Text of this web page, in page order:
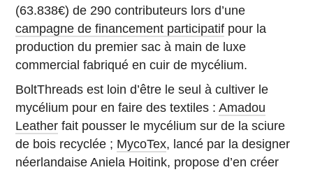
(63.838€) de 290 contributeurs lors d’une
campagne de financement participatif pour la
production du premier sac à main de luxe
commercial fabriqué en cuir de mycélium.
BoltThreads est loin d’être le seul à cultiver le
mycélium pour en faire des textiles :Amadou
Leather fait pousser le mycélium sur de la sciure
de bois recyclée ; MycoTex, lancé par la designer
néerlandaise Aniela Hoitink, propose d’en créer